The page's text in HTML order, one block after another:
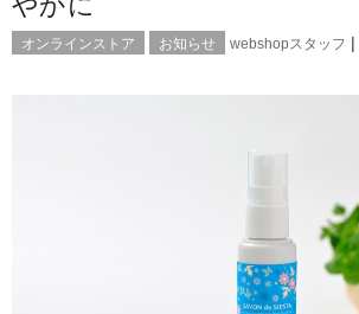
オンラインストア お知らせ webshopスタッフ |